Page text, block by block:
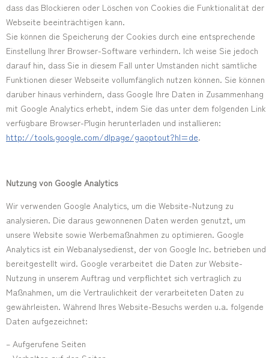
dass das Blockieren oder Löschen von Cookies die Funktionalität der
Webseite beeinträchtigen kann.
Sie können die Speicherung der Cookies durch eine entsprechende
Einstellung Ihrer Browser-Software verhindern. Ich weise Sie jedoch
darauf hin, dass Sie in diesem Fall unter Umständen nicht sämtliche
Funktionen dieser Webseite vollumfänglich nutzen können. Sie können
darüber hinaus verhindern, dass Google Ihre Daten in Zusammenhang
mit Google Analytics erhebt, indem Sie das unter dem folgenden Link
verfügbare Browser-Plugin herunterladen und installieren:
http://tools.google.com/dlpage/gaoptout?hl=de.
Nutzung von Google Analytics
Wir verwenden Google Analytics, um die Website-Nutzung zu
analysieren. Die daraus gewonnenen Daten werden genutzt, um
unsere Website sowie Werbemaßnahmen zu optimieren. Google
Analytics ist ein Webanalysedienst, der von Google Inc. betrieben und
bereitgestellt wird. Google verarbeitet die Daten zur Website-
Nutzung in unserem Auftrag und verpflichtet sich vertraglich zu
Maßnahmen, um die Vertraulichkeit der verarbeiteten Daten zu
gewährleisten. Während Ihres Website-Besuchs werden u.a. folgende
Daten aufgezeichnet:
– Aufgerufene Seiten